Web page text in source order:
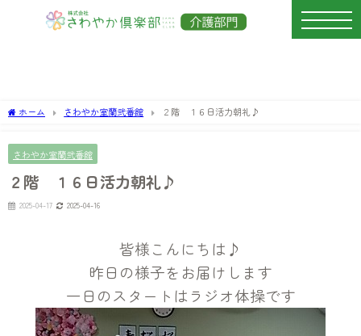
ホーム さわやか室蘭弐番館 ２階 １６日活力朝礼♪
さわやか室蘭弐番館
２階 １６日活力朝礼♪
2025-04-17 2025-04-16
皆様こんにちは♪
昨日の様子をお届けします
一日のスタートはラジオ体操です